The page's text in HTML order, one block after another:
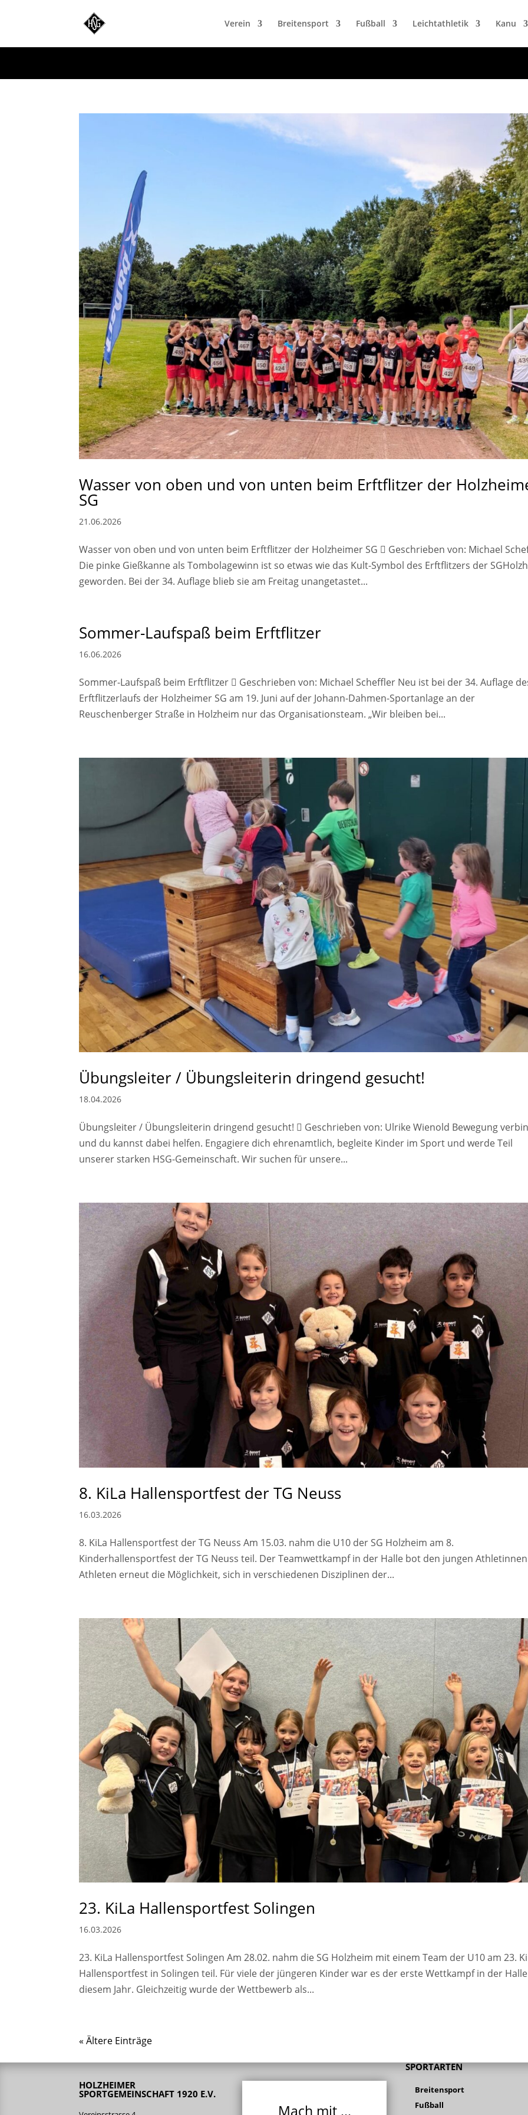
ALTER TABLE `VVy0qKI4s_blc_links` ADD UNIQUE KEY `url_hash` (`url_hash`)
Verein Breitensport Fußball Leichtathletik Kanu
Wasser von oben und von unten beim Erftflitzer der
SG
21.06.2026
Wasser von oben und von unten beim Erftflitzer der Holzheimer SG  Geschrieben von: Michael
Die pinke Gießkanne als Tombolagewinn ist so etwas wie das Kult-Symbol des Erftflitzers der
geworden. Bei der 34. Auflage blieb sie am Freitag unangetastet...
Sommer-Laufspaß beim Erftflitzer
16.06.2026
Sommer-Laufspaß beim Erftflitzer  Geschrieben von: Michael Scheffler Neu ist bei der 34. Auflage
Erftflitzerlaufs der Holzheimer SG am 19. Juni auf der Johann-Dahmen-Sportanlage an der
Reuschenberger Straße in Holzheim nur das Organisationsteam. „Wir bleiben bei...
Übungsleiter / Übungsleiterin dringend gesucht!
18.04.2026
Übungsleiter / Übungsleiterin dringend gesucht!  Geschrieben von: Ulrike Wienold Bewegung
und du kannst dabei helfen. Engagiere dich ehrenamtlich, begleite Kinder im Sport und werde Teil
unserer starken HSG-Gemeinschaft. Wir suchen für unsere...
8. KiLa Hallensportfest der TG Neuss
16.03.2026
8. KiLa Hallensportfest der TG Neuss Am 15.03. nahm die U10 der SG Holzheim am 8.
Kinderhallensportfest der TG Neuss teil. Der Teamwettkampf in der Halle bot den jungen
Athleten erneut die Möglichkeit, sich in verschiedenen Disziplinen der...
23. KiLa Hallensportfest Solingen
16.03.2026
23. KiLa Hallensportfest Solingen Am 28.02. nahm die SG Holzheim mit einem Team der U10 am 23.
Hallensportfest in Solingen teil. Für viele der jüngeren Kinder war es der erste Wettkampf in der
diesem Jahr. Gleichzeitig wurde der Wettbewerb als...
« Ältere Einträge
HOLZHEIMER
SPORTGEMEINSCHAFT 1920 E.V.
Mach mit ...
SPORTARTEN
Breitensport
Fußball